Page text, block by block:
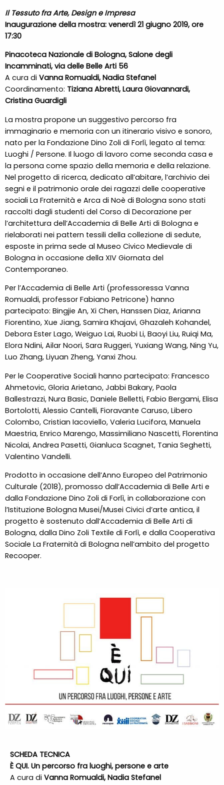
Il Tessuto fra Arte, Design e Impresa
Inaugurazione della mostra: venerdì 21 giugno 2019, ore
17:30
Pinacoteca Nazionale di Bologna, Salone degli
Incamminati, via delle Belle Arti 56
A cura di ​ Vanna Romualdi, Nadia Stefanel
Coordinamento: ​ Tiziana Abretti, Laura Giovannardi,
Cristina Guardigli
La mostra propone un suggestivo percorso fra
immaginario e memoria con un itinerario visivo e sonoro,
nato per la Fondazione Dino Zoli di Forlì, legato al tema:
Luoghi / Persone. Il luogo di lavoro come seconda casa e
la persona come spazio della memoria e della relazione.
Nel progetto di ricerca, dedicato all’abitare, l’archivio dei
segni e il patrimonio orale dei ragazzi delle cooperative
sociali ​La Fraternità ​e ​Arca di Noè di Bologna sono stati
raccolti dagli studenti del Corso di Decorazione per
l’architettura dell’Accademia di Belle Arti di Bologna e
rielaborati nei pattern tessili della collezione di sedute,
esposte in prima sede al Museo Civico Medievale di
Bologna in occasione della XIV Giornata del
Contemporaneo.
Per l’Accademia di Belle Arti (professoressa Vanna
Romualdi, professor Fabiano Petricone) hanno
partecipato: Bingjie An, Xi Chen, Hanssen Diaz, Arianna
Fiorentino, Xue Jiang, Samira Khajavi, Ghazaleh Kohandel,
Debora Ester Lago, Weiguo Lai, Ruobi Li, Baoyi Liu, Ruiqi Ma,
Elora Ndini, Ailar Noori, Sara Ruggeri, Yuxiang Wang, Ning Yu,
Luo Zhang, Liyuan Zheng, Yanxi Zhou.
Per le Cooperative Sociali hanno partecipato: Francesco
Ahmetovic, Gloria Arietano, Jabbi Bakary, Paola
Ballestrazzi, Nura Basic, Daniele Belletti, Fabio Bergami, Elisa
Bortolotti, Alessio Cantelli, Fioravante Caruso, Libero
Colombo, Cristian Iacoviello, Valeria Lucifora, Manuela
Maestria, Enrico Marengo, Massimiliano Nascetti, Florentina
Nicolai, Andrea Pasetti, Gianluca Scagnet, Tania Seghetti,
Valentino Vandelli.
Prodotto in occasione dell’​Anno Europeo del Patrimonio
Culturale ​(2018), promosso dall’Accademia di Belle Arti e
dalla Fondazione ​Dino Zoli​ di Forlì, in collaborazione con
l’Istituzione Bologna Musei/Musei Civici d’arte antica, il
progetto è sostenuto dall’Accademia di Belle Arti di
Bologna, dalla ​Dino Zoli Textile​ di Forlì, e dalla Cooperativa
Sociale ​La Fraternità​ di Bologna nell’ambito del progetto ​
Recooper​.
SCHEDA TECNICA
È QUI. Un percorso fra luoghi, persone e arte
A cura di ​Vanna Romualdi, Nadia Stefanel